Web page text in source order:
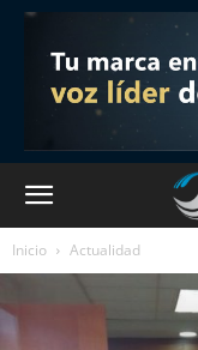
Inicio Actualidad